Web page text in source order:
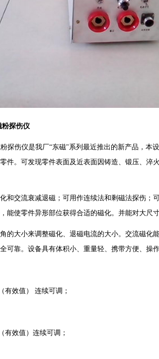
粉探伤仪
粉探伤仪是我厂“东磁"系列最近推出的新产品，本
件。可发现零件表面及近表面因铸造、锻压、淬
和交流衰减退磁；可用作连续法和剩磁法探伤；
能使零件异形部位获得合适的磁化。并能对大尺
的大小来调整磁化、退磁电流的大小。交流磁化
可靠。设备具有体积小、重量轻、携带方便、操作
有效值） 连续可调；
有效值）连续可调；